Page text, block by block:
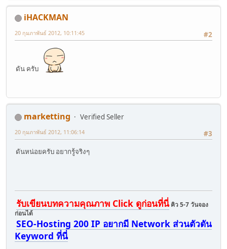
iHACKMAN
#2
20 กุมภาพันธ์ 2012, 10:11:45
ดัน ครับ
marketting
Verified Seller
#3
20 กุมภาพันธ์ 2012, 11:06:14
ดันหน่อยครับ อยากรู้จริงๆ
รับเขียนบทความคุณภาพ Click ดูก่อนที่นี่คิว 5-7 วันจอง
ก่อนได้
SEO-Hosting 200 IP อยากมี Network ส่วนตัวดัน
Keyword ที่นี่